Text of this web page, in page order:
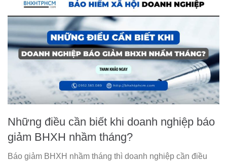
Những điều cần biết khi doanh nghiệp báo
giảm BHXH nhầm tháng?
Báo giảm BHXH nhầm tháng thì doanh nghiệp cần điều